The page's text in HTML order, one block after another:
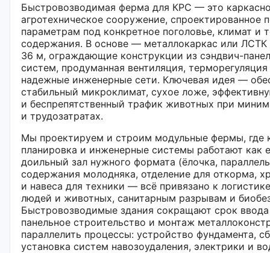
Быстровозводимая ферма для КРС — это
агротехническое сооружение, спроектированное
параметрам под конкретное поголовье, климат и
содержания. В основе — металлокаркас или ЛСТК
36 м, ограждающие конструкции из сэндвич-
систем, продуманная вентиляция,
надежные инженерные сети. Ключевая идея —
стабильный микроклимат, сухое ложе,
и беспрепятственный трафик животных при
и трудозатратах.
Мы проектируем и строим модульные фермы, где
планировка и инженерные системы работают как
доильный зал нужного формата (ёлочка,
содержания молодняка, отделение для откорма,
и навеса для техники — всё привязано к
людей и животных, санитарным разрывам и
Быстровозводимые здания сокращают срок
панельное строительство и монтаж
параллелить процессы: устройство фундамента,
установка систем навозоудаления, электрики и